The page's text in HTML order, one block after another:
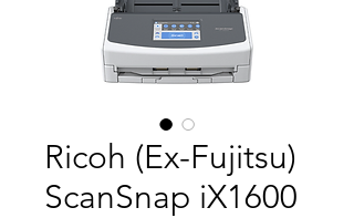
Ricoh (Ex-Fujitsu)
ScanSnap iX1600